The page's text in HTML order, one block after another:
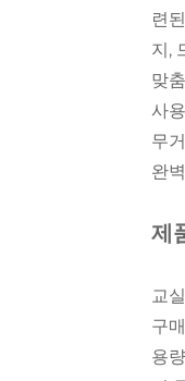
련
지,
맞
사
무
완
제
교
구
용